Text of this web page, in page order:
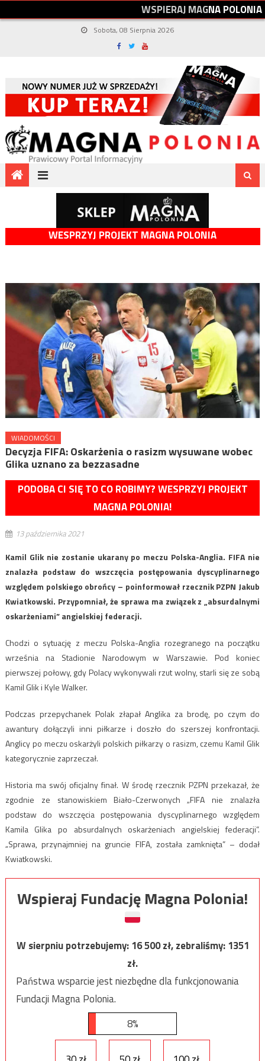
WSPIERAJMAGNAPOLONIA
Sobota, 08 Sierpnia 2026
WESPRZYJ PROJEKT MAGNA POLONIA
WIADOMOŚCI
Decyzja FIFA: Oskarżenia o rasizm wysuwane wobec
Glika uznano za bezzasadne
PODOBA CI SIĘ TO CO ROBIMY? WESPRZYJ PROJEKT
MAGNA POLONIA!
13 października 2021
Kamil Glik nie zostanie ukarany po meczu Polska-Anglia. FIFA nie
znalazła podstaw do wszczęcia postępowania dyscyplinarnego
względem polskiego obrońcy – poinformował rzecznik PZPN Jakub
Kwiatkowski. Przypomniał, że sprawa ma związek z „absurdalnymi
oskarżeniami” angielskiej federacji.
Chodzi o sytuację z meczu Polska-Anglia rozegranego na początku
września na Stadionie Narodowym w Warszawie. Pod koniec
pierwszej połowy, gdy Polacy wykonywali rzut wolny, starli się ze sobą
Kamil Glik i Kyle Walker.
Podczas przepychanek Polak złapał Anglika za brodę, po czym do
awantury dołączyli inni piłkarze i doszło do szerszej konfrontacji.
Anglicy po meczu oskarżyli polskich piłkarzy o rasizm, czemu Kamil Glik
kategorycznie zaprzeczał.
Historia ma swój oficjalny finał. W środę rzecznik PZPN przekazał, że
zgodnie ze stanowiskiem Biało-Czerwonych „FIFA nie znalazła
podstaw do wszczęcia postępowania dyscyplinarnego względem
Kamila Glika po absurdalnych oskarżeniach angielskiej federacji”.
„Sprawa, przynajmniej na gruncie FIFA, została zamknięta” – dodał
Kwiatkowski.
Wspieraj Fundację Magna Polonia!
W sierpniu potrzebujemy:16 500zł, zebraliśmy:1351
zł.
Państwa wsparcie jest niezbędne dla funkcjonowania
Fundacji Magna Polonia.
8%